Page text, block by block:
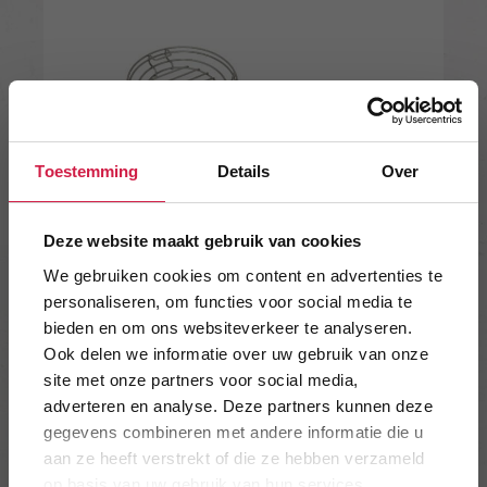
Toestemming Details Over
Deze website maakt gebruik van cookies
We gebruiken cookies om content en advertenties te
personaliseren, om functies voor social media te
bieden en om ons websiteverkeer te analyseren.
Ook delen we informatie over uw gebruik van onze
site met onze partners voor social media,
adverteren en analyse. Deze partners kunnen deze
gegevens combineren met andere informatie die u
aan ze heeft verstrekt of die ze hebben verzameld
€65.95
Bekijk product In winkelwagen